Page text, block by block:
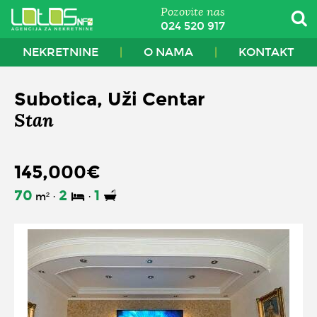
Pozovite nas
024 520 917
NEKRETNINE
O NAMA KONTAKT
Subotica, Uži Centar
Stan
145,000€
70 m² 2 1